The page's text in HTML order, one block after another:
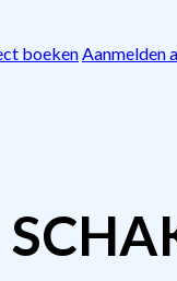
boekenAanmelden